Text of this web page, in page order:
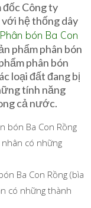
Công ty
hệ thống dây
Phân bón Ba Con
phẩm phân bón
phân bón
loại đất đang bị
tính năng
cả nước.
Ba Con Rồng (bìa
có những thành